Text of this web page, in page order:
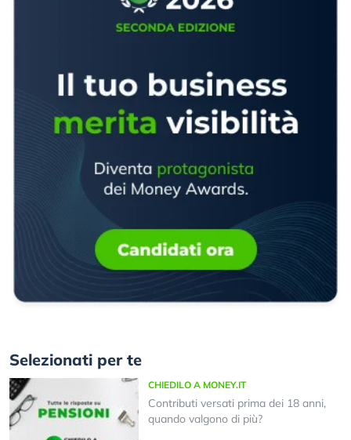
Selezionati per te
CHIEDILO A MONEY.IT
Contributi versati prima dei 18 anni,
quando valgono di più?